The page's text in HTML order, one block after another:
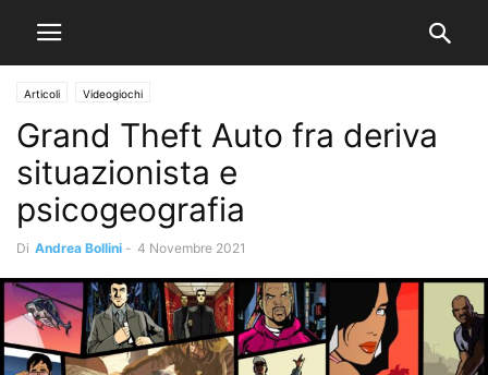
Articoli Videogiochi
Grand Theft Auto fra deriva
situazionista e
psicogeografia
Di Andrea Bollini - 4 Novembre 2021